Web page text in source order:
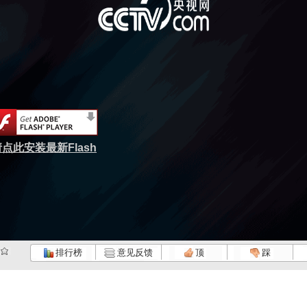
点此安装最新Flash
排行榜 意见反馈 顶 踩